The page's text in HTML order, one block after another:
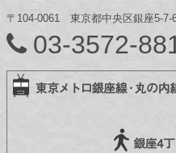
〒104-0061 東京都中央区銀座5-7-
03-3572-